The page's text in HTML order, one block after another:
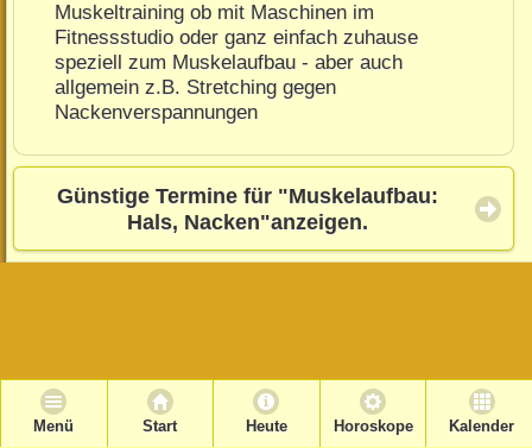
Muskeltraining ob mit Maschinen im
Fitnessstudio oder ganz einfach zuhause
speziell zum Muskelaufbau - aber auch
allgemein z.B. Stretching gegen
Nackenverspannungen
Günstige Termine für "Muskelaufbau:
Hals, Nacken"anzeigen.
Menü Start Heute Horoskope Kalender